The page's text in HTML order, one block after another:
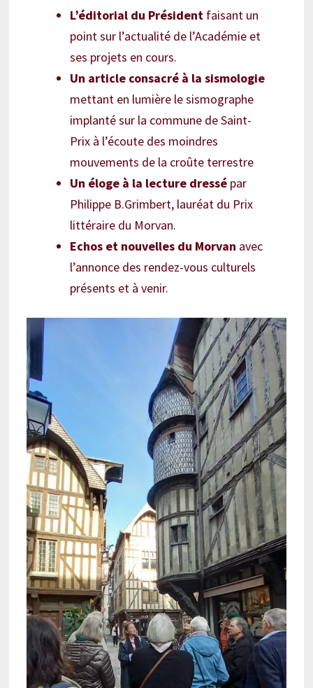
L’éditorial du Président faisant un
point sur l’actualité de l’Académie et
ses projets en cours.
Un article consacré à la sismologie
mettant en lumière le sismographe
implanté sur la commune de Saint-
Prix à l’écoute des moindres
mouvements de la croûte terrestre
Un éloge à la lecture dressépar
Philippe B.Grimbert, lauréat du Prix
littéraire du Morvan.
Echos et nouvelles du Morvan avec
l’annonce des rendez-vous culturels
présents et à venir.